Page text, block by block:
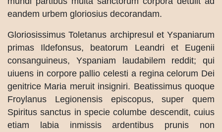
eandem urbem gloriosius decorandam.
Gloriosissimus Toletanus archipresul et Yspaniarum
primas Ildefonsus, beatorum Leandri et Eugenii
consanguineus, Yspaniam laudabilem reddit; qui
uiuens in corpore pallio celesti a regina celorum Dei
genitrice Maria meruit insigniri. Beatissimus quoque
Froylanus Legionensis episcopus, super quem
Spiritus sanctus in specie columbe descendit, cuius
etiam labia inmissis ardentibus prunis non